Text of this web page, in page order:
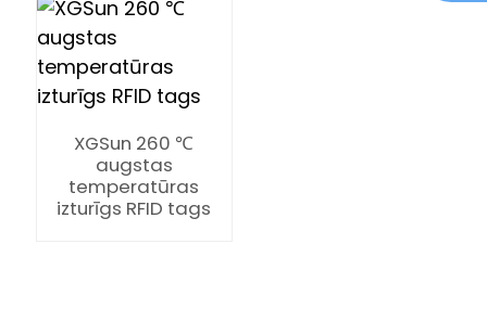
XGSun 260 ℃
augstas
temperatūras
izturīgs RFID tags